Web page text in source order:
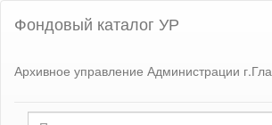
Фондовый каталог УР
Архивное управление Администрации